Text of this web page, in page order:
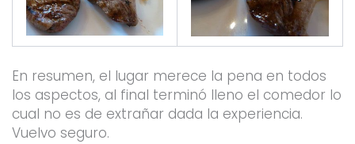
En resumen, el lugar merece la pena en todos
los aspectos, al final terminó lleno el comedor lo
cual no es de extrañar dada la experiencia.
Vuelvo seguro.